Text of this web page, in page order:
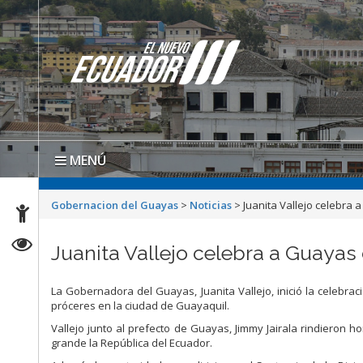
MENÚ
Gobernacion del Guayas > Noticias >Juanita Vallejo celebra
Juanita Vallejo celebra a
La Gobernadora del Guayas, Juanita Vallejo, inició la
próceres en la ciudad de Guayaquil.
Vallejo junto al prefecto de Guayas, Jimmy Jairala rindieron
grande la República del Ecuador.